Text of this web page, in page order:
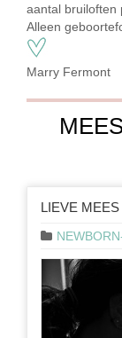
aantal bruiloften
Alleen
Marry Fermont
LIEVE